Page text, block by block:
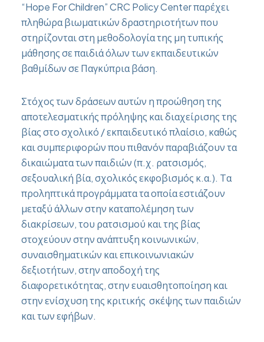
“Hope For Children” CRC Policy Center παρέχει
πληθώρα βιωματικών δραστηριοτήτων που
στηρίζονται στη μεθοδολογία της μη τυπικής
μάθησης σε παιδιά όλων των εκπαιδευτικών
βαθμίδων σε Παγκύπρια βάση.
Στόχος των δράσεων αυτών η προώθηση της
αποτελεσματικής πρόληψης και διαχείρισης της
βίας στο σχολικό / εκπαιδευτικό πλαίσιο, καθώς
και συμπεριφορών που πιθανόν παραβιάζουν τα
δικαιώματα των παιδιών (π.χ. ρατσισμός,
σεξουαλική βία, σχολικός εκφοβισμός κ.α.). Τα
προληπτικά προγράμματα τα οποία εστιάζουν
μεταξύ άλλων στην καταπολέμηση των
διακρίσεων, του ρατσισμού και της βίας
στοχεύουν στην ανάπτυξη κοινωνικών,
συναισθηματικών και επικοινωνιακών
δεξιοτήτων, στην αποδοχή της
διαφορετικότητας, στην ευαισθητοποίηση και
στην ενίσχυση της κριτικής σκέψης των παιδιών
και των εφήβων.